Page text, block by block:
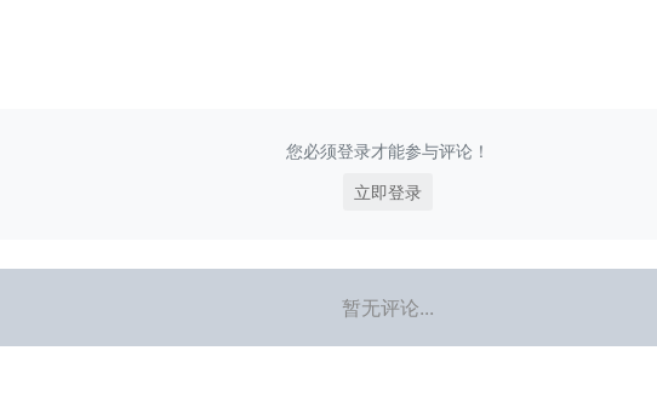
您必须登录才能参与评论！
立即登录
暂无评论...